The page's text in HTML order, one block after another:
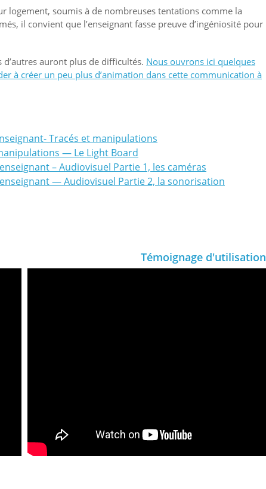
logement, soumis à de nombreuses tentations comme la
il convient que l’enseignant fasse preuve d’ingéniosité pour
d’autres auront plus de difficultés. Nous ouvrons ici quelques
à créer un peu plus d’animation dans cette communication à
Tracés et manipulations
— Le Light Board
– Audiovisuel Partie 1, les caméras
— Audiovisuel Partie 2, la sonorisation
Témoignage d'utilisation